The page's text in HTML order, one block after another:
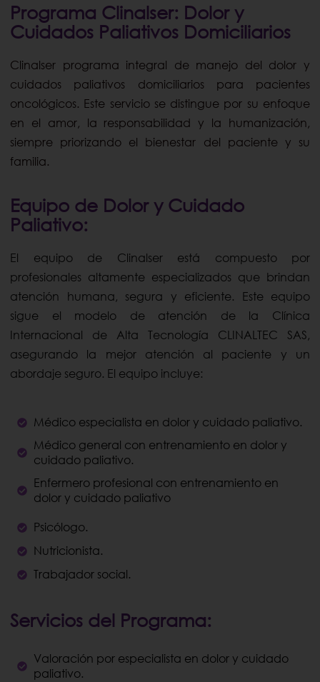
Programa Clinalser: Dolor y
Cuidados Paliativos Domiciliarios
Clinalser programa integral de manejo del dolor y
cuidados paliativos domiciliarios para pacientes
oncológicos. Este servicio se distingue por su enfoque
en el amor, la responsabilidad y la humanización,
siempre priorizando el bienestar del paciente y su
familia.
Equipo de Dolor y Cuidado
Paliativo:
El equipo de Clinalser está compuesto por
profesionales altamente especializados que brindan
atención humana, segura y eficiente. Este equipo
sigue el modelo de atención de la Clínica
Internacional de Alta Tecnología CLINALTEC SAS,
asegurando la mejor atención al paciente y un
abordaje seguro. El equipo incluye:
Médico especialista en dolor y cuidado paliativo.
Médico general con entrenamiento en dolor y
cuidado paliativo.
Enfermero profesional con entrenamiento en
dolor y cuidado paliativo
Psicólogo.
Nutricionista.
Trabajador social.
Servicios del Programa:
Valoración por especialista en dolor y cuidado
paliativo.